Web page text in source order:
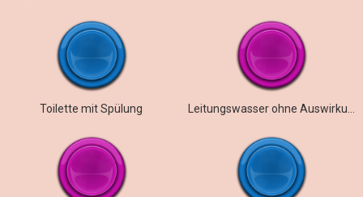
Toilette mit Spülung